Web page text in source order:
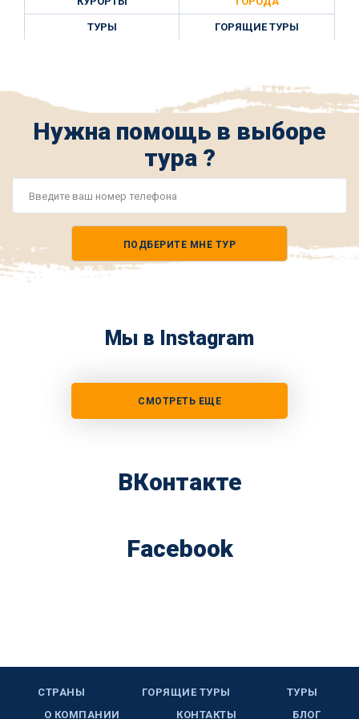
ТУРЫ ГОРЯЩИЕ ТУРЫ
Нужна помощь в выборе
тура ?
ПОДБЕРИТЕ МНЕ ТУР
Мы в Instagram
СМОТРЕТЬ ЕЩЕ
ВКонтакте
Facebook
СТРАНЫ ГОРЯЩИЕ ТУРЫ
ТУРЫ
О КОМПАНИИ
КОНТАКТЫ БЛОГ